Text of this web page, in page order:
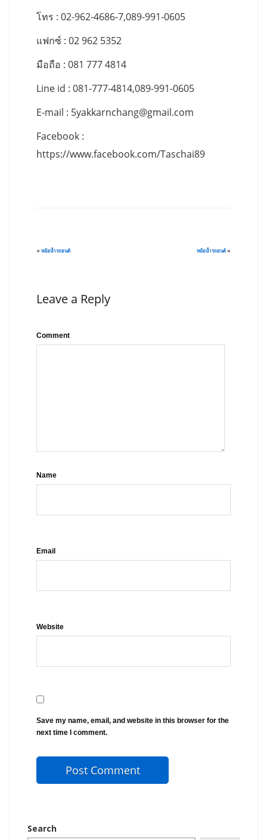
โทร : 02-962-4686-7,089-991-0605
แฟกซ์ : 02 962 5352
มือถือ : 081 777 4814
Line id : 081-777-4814,089-991-0605
E-mail : 5yakkarnchang@gmail.com
Facebook :
https://www.facebook.com/Taschai89
« หม้อน้ำรถยนต์ หม้อน้ำรถยนต์ »
Leave a Reply
Comment
Name
Email
Website
Save my name, email, and website in this browser for the
next time I comment.
Search